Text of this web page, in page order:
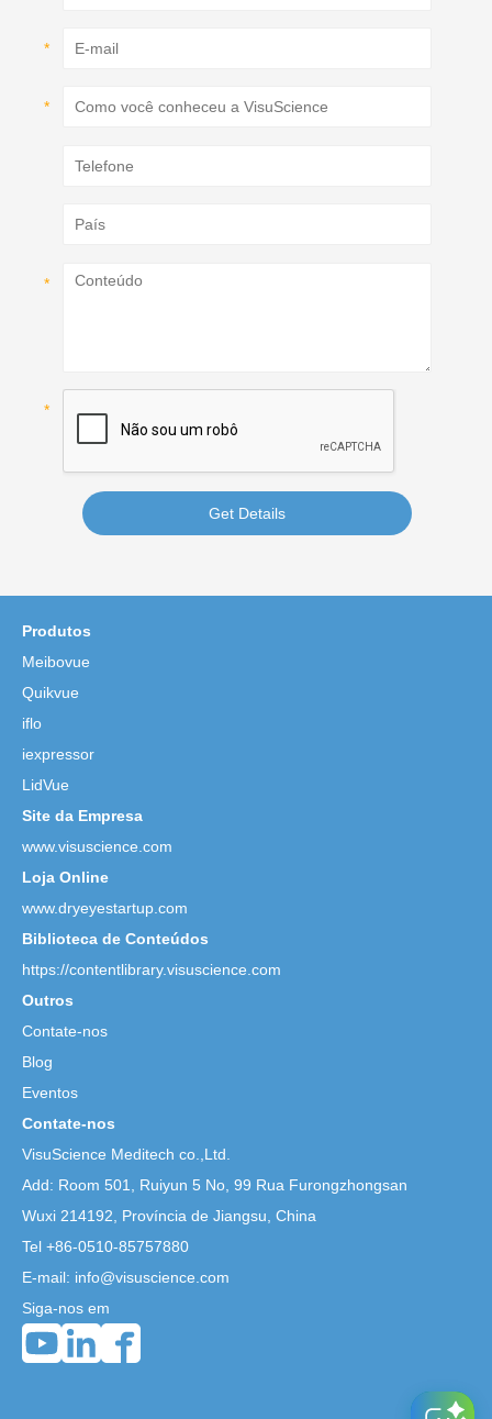
Get Details
Produtos
Meibovue
Quikvue
iflo
iexpressor
LidVue
Site da Empresa
www.visuscience.com
Loja Online
www.dryeyestartup.com
Biblioteca de Conteúdos
https://contentlibrary.visuscience.com
Outros
Contate-nos
Blog
Eventos
Contate-nos
VisuScience Meditech co.,Ltd.
Add: Room 501, Ruiyun 5 No, 99 Rua Furongzhongsan
Wuxi 214192, Província de Jiangsu, China
Tel +86-0510-85757880
E-mail: info@visuscience.com
Siga-nos em